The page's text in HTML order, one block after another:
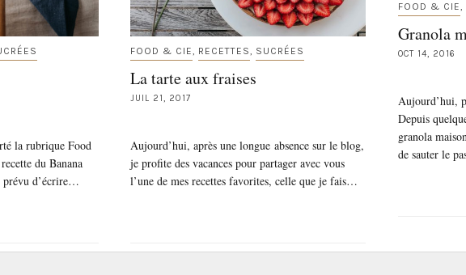
la rubrique Food
du Banana
prévu d’écrire…
FOOD & CIE, RECETTES, SUCRÉES
La tarte aux fraises
JUIL 21, 2017
Aujourd’hui, après une longue absence sur le blog,
je profite des vacances pour partager avec vous
l’une de mes recettes favorites, celle que je fais…
FOOD & CIE,
Granola
OCT 14, 2016
Aujourd’hui,
Depuis
granola
de sauter le